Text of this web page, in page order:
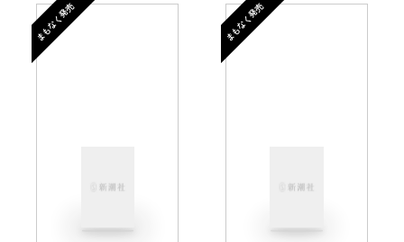
まもなく発売 まもなく発売